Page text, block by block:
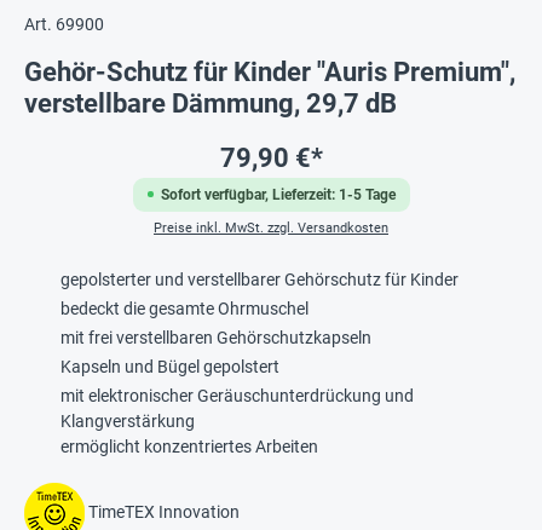
Art. 69900
Gehör-Schutz für Kinder "Auris Premium",
verstellbare Dämmung, 29,7 dB
Sofort verfügbar, Lieferzeit: 1-5 Tage
79,90 €*
Preise inkl. MwSt. zzgl. Versandkosten
gepolsterter und verstellbarer Gehörschutz für Kinder
bedeckt die gesamte Ohrmuschel
mit frei verstellbaren Gehörschutzkapseln
Kapseln und Bügel gepolstert
mit elektronischer Geräuschunterdrückung und
Klangverstärkung
ermöglicht konzentriertes Arbeiten
TimeTEX Innovation